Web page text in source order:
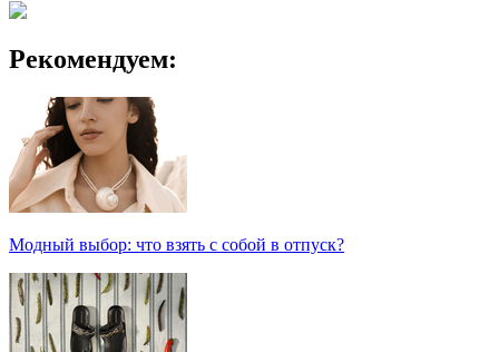
Рекомендуем:
Модный выбор: что взять с собой в отпуск?